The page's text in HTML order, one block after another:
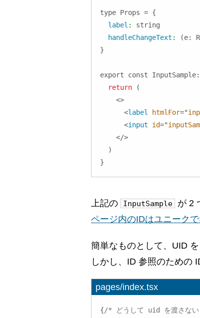
type Props = {
label :
string
handleChangeText : (e:
}
export const
return
(
<>
<label htmlFor="
<input id="
</>
)
}
上記の InputSample が 2
ページ内のIDはユニーク
簡単なものとして、UID
しかし、ID 参照のための
pages/index.tsx
{/* どうして uid を渡さない